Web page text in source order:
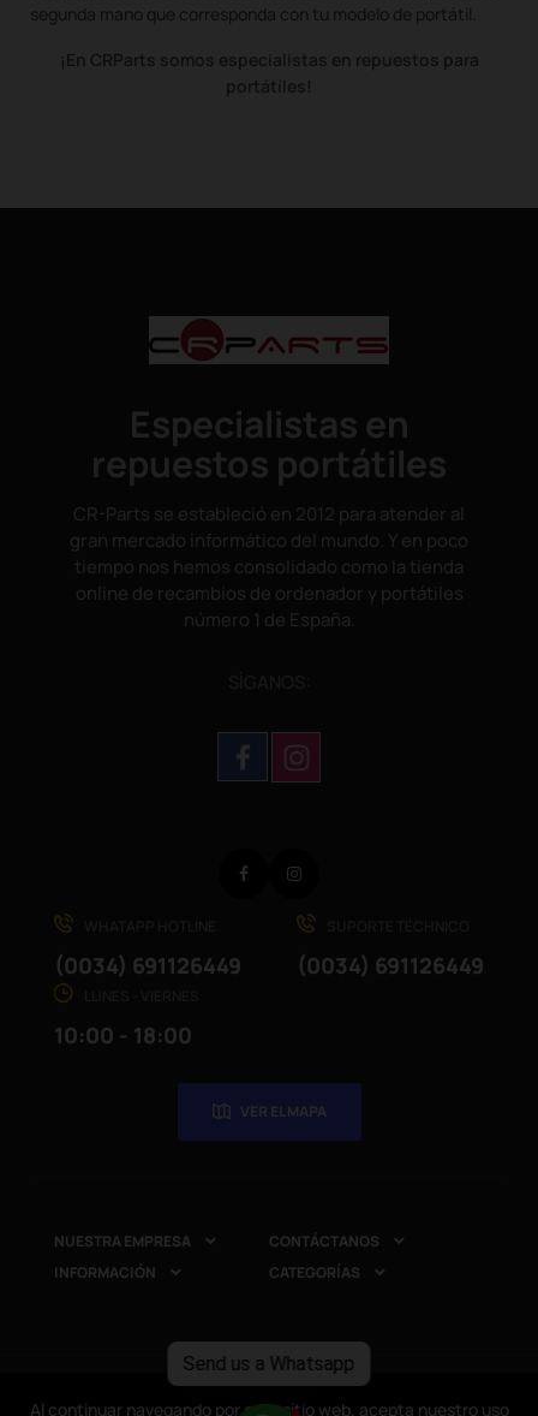
Send us a Whatsapp
Al continuar navegando por este sitio web, acepta nuestro uso
segunda mano que corresponda con tu modelo de portátil.
¡En CRParts somos especialistas en repuestos para
portátiles!
Especialistas en
repuestos portátiles
CR-Parts se estableció en 2012 para atender al
gran mercado informático del mundo. Y en poco
tiempo nos hemos consolidado como la tienda
online de recambios de ordenador y portátiles
número 1 de España.
(0034) 691126449 (0034) 691126449
10:00 - 18:00
VER EL MAPA
Facebook
NUESTRA EMPRESA  CONTÁCTANOS 
INFORMACIÓN  CATEGORÍAS 
Al continuar navegando por este sitio web, acepta nuestro uso
Copyright © 2025CompuRed Computers